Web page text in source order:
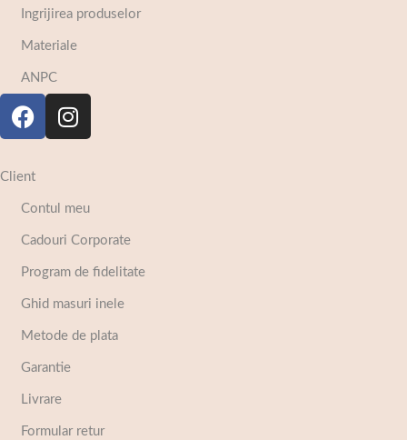
Ingrijirea produselor
Materiale
ANPC
Client
Contul meu
Cadouri Corporate
Program de fidelitate
Ghid masuri inele
Metode de plata
Garantie
Livrare
Formular retur